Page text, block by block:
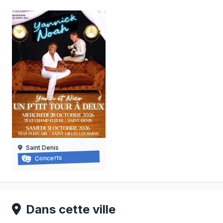
Yannick noah
28/10/2026 au
Saint Denis
Concerts
Dans cette ville